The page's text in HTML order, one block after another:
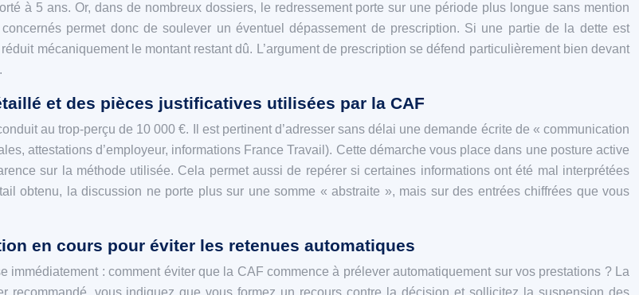
à 5 ans. Or, dans de nombreux dossiers, le redressement porte sur une période plus longue sans mention
permet donc de soulever un éventuel dépassement de prescription. Si une partie de la dette est
mécaniquement le montant restant dû. L’argument de prescription se défend particulièrement bien devant
et des pièces justificatives utilisées par la CAF
au trop-perçu de 10 000 €. Il est pertinent d’adresser sans délai une demande écrite de « communication
attestations d’employeur, informations France Travail). Cette démarche vous place dans une posture active
sur la méthode utilisée. Cela permet aussi de repérer si certaines informations ont été mal interprétées
obtenu, la discussion ne porte plus sur une somme « abstraite », mais sur des entrées chiffrées que vous
en cours pour éviter les retenues automatiques
: comment éviter que la CAF commence à prélever automatiquement sur vos prestations ? La
recommandé, vous indiquez que vous formez un recours contre la décision et sollicitez la suspension des